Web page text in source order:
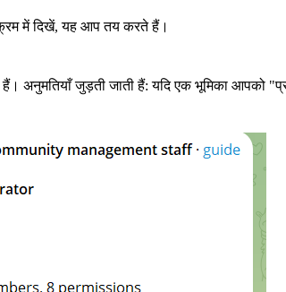
में दिखें, यह आप तय करते हैं।
अनुमतियाँ जुड़ती जाती हैं: यदि एक भूमिका आपको